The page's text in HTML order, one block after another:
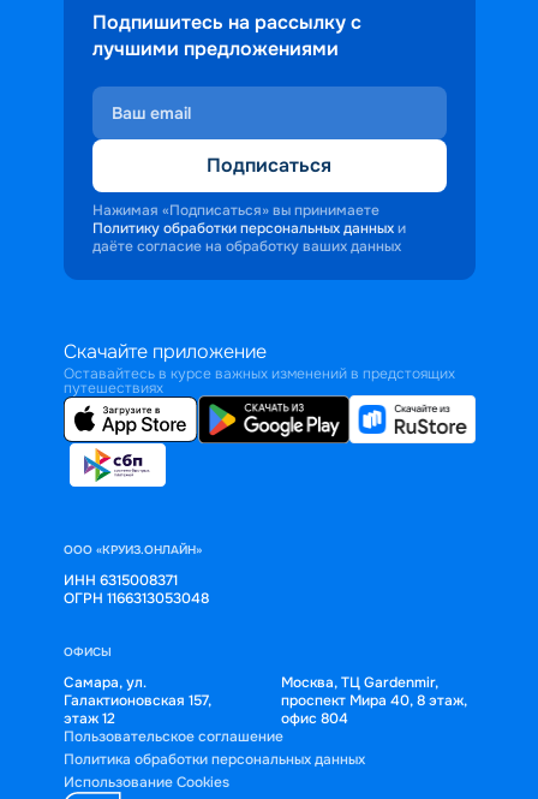
Подпишитесь на рассылку с
лучшими предложениями
Подписаться
Нажимая «Подписаться» вы принимаете
Политику обработки персональных данных и
даёте согласие на обработку ваших данных
Скачайте приложение
Оставайтесь в курсе важных изменений в предстоящих
путешествиях
ООО «КРУИЗ.ОНЛАЙН»
ИНН 6315008371
ОГРН 1166313053048
ОФИСЫ
Самара, ул.
Галактионовская 157,
этаж 12
Москва, ТЦ Gardenmir,
проспект Мира 40, 8 этаж,
офис 804
Пользовательское соглашение
Политика обработки персональных данных
Использование Cookies